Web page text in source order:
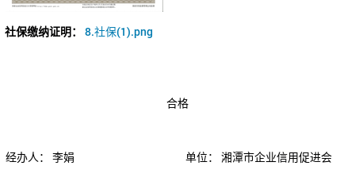
社保缴纳证明： 8.社保(1).png
合格
经办人： 李娟 单位： 湘潭市企业信用促进会